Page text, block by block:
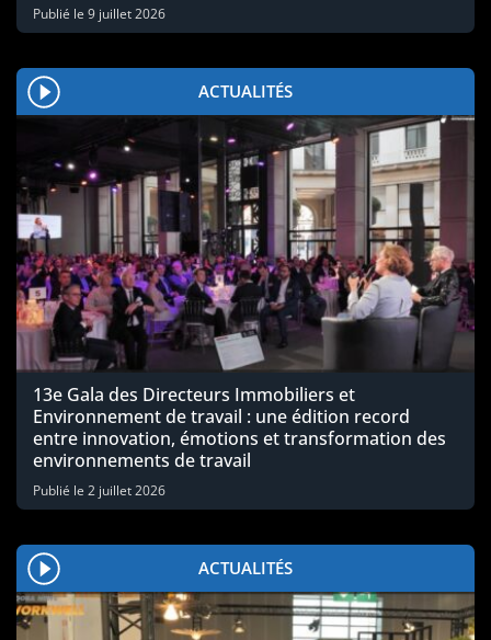
Publié le 9 juillet 2026
ACTUALITÉS
13e Gala des Directeurs Immobiliers et
Environnement de travail : une édition record
entre innovation, émotions et transformation des
environnements de travail
Publié le 2 juillet 2026
ACTUALITÉS